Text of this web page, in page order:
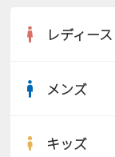
レディース
サンダル
メンズ
キッズ